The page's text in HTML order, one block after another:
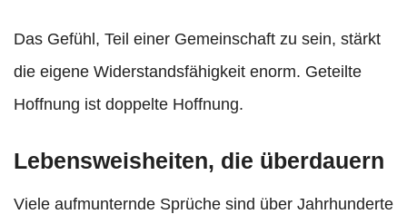
Das Gefühl, Teil einer Gemeinschaft zu sein, stärkt
die eigene Widerstandsfähigkeit enorm. Geteilte
Hoffnung ist doppelte Hoffnung.
Lebensweisheiten, die überdauern
Viele aufmunternde Sprüche sind über Jahrhunderte